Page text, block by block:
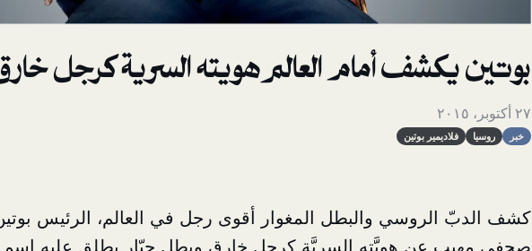
بوتين يكشف أمام العالم هويته السرية كرجل
٢٧ أكتوبر، ٢٠١٥
خبر روسيا فلاديمير بوتين
كشف الدبّ الروسي والبطل المغوار أقوى رجل في العالم، الرئيس
صحفي مهيب عن هويَّته السريَّة كرجل خارق وبطل جبّار يطلق عليه اسم